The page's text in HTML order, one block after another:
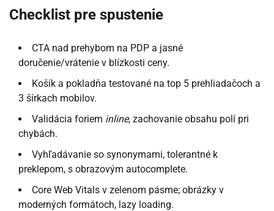
Checklist pre spustenie
CTA nad prehybom na PDP a jasné
doručenie/vrátenie v blízkosti ceny.
Košík a pokladňa testované na top 5 prehliadačoch a
3 šírkach mobilov.
Validácia foriem inline, zachovanie obsahu polí pri
chybách.
Vyhľadávanie so synonymami, tolerantné k
preklepom, s obrazovým autocomplete.
Core Web Vitals v zelenom pásme; obrázky v
moderných formátoch, lazy loading.